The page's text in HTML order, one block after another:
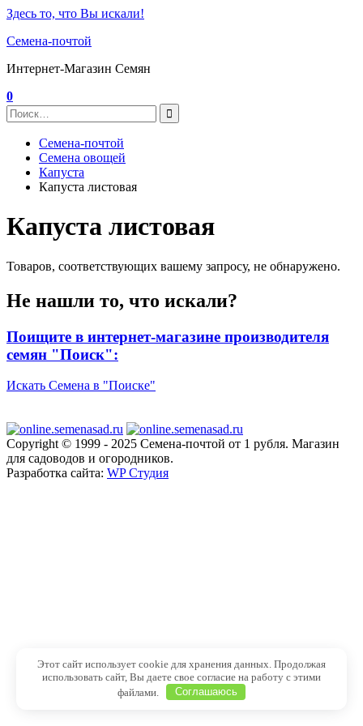
Здесь то, что Вы искали!
Семена-почтой
Интернет-Магазин Семян
0
Семена-почтой
Семена овощей
Капуста
Капуста листовая
Капуста листовая
Товаров, соответствующих вашему запросу, не обнаружено.
Не нашли то, что искали?
Поищите в интернет-магазине производителя
семян "Поиск":
Искать Семена в "Поиске"
Copyright © 1999 - 2025 Семена-почтой от 1 рубля. Магазин
для садоводов и огородников.
Разработка сайта: WP Студия
Этот сайт использует cookie для хранения данных. Продолжая
использовать сайт, Вы даете свое согласие на работу с этими
файлами.
Соглашаюсь